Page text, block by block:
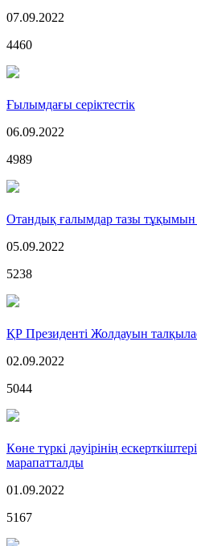
07.09.2022
4460
Ғылымдағы серіктестік
06.09.2022
4989
Отандық ғалымдар тазы тұқымын
05.09.2022
5238
ҚР Президенті Жолдауын
02.09.2022
5044
Көне түркі дәуірінің
марапатталды
01.09.2022
5167